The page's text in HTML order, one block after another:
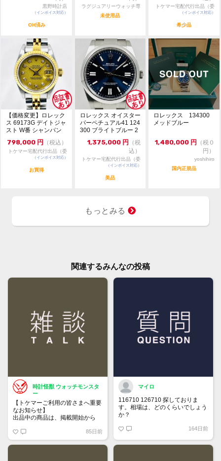
望金額のご提示のない質問には返答致しません。
・一般のお客様からの委託品でございます。質問は依頼
・ご返答までに少々お時間が掛かりますので予めご了承
ください。
・トケマー管理部門は土日祝日は休業しております。ご
返答等は平日の営業時間内に行います。
黒野時計店
（インボイス対応）
OH済み
ラグジュアリーウォッチ専
門店：R/M
未使用品
トケマー宅配代行出品（委
託販売）
（インボイス対応）
希少品
【価格変更】ロレック
ス 69173G デイトジャ
スト W番 シャンパン
798,000 円 （税込）
トケマー宅配代行出品（委
託販売）
（インボイス対応）
お買得
ロレックス オイスター
パーペチュアル41 124
300 ブライトブルー 2
1,375,000 円 （税
込）
トケマー宅配代行出品（委
託販売）
（インボイス対応）
美品
ロレックス 134300
メッドブルー
1,480,000 円 （税０
円）
yoshihiro
国内正規品
もっとみる
関連するみんなの投稿
時計怪獣 ウォッチモンスタ
ー
【トケマーご利用の皆さまへ重要
なお知らせ】
出品中の商品は、掲載開始から
「下書き」へ戻ります。
トップページでお気に入り登録が
できるようになりました。
85日前
マイロ
116710 126710 探しておりま
す。相場は、どのくらいでしょう
か？
164日前